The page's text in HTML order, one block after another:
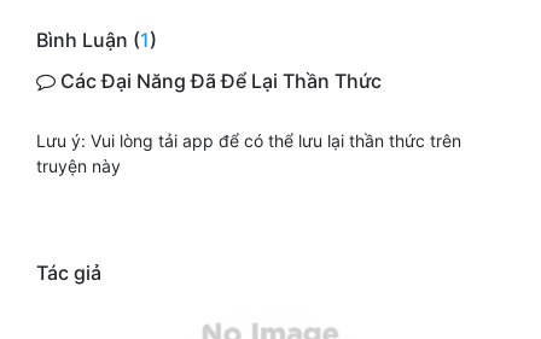
Bình Luận (1)
Các Đại Năng Đã Để Lại Thần Thức
Lưu ý: Vui lòng tải app để có thể lưu lại thần thức trên
truyện này
Tác giả